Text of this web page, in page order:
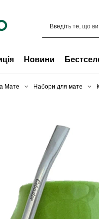
Новини
Мате Набори для мате